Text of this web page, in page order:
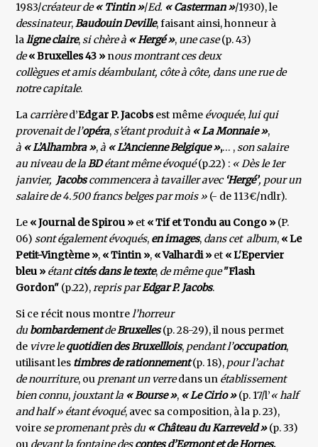
1983/créateur de« Tintin »/Ed. « Casterman »/1930), le
dessinateur,Baudouin Deville, faisant ainsi, honneur à
laligne claire,si chère à « Hergé », une case(p. 43)
de« Bruxelles 43 » nous montrant ces deux
collègues et amis déambulant, côte à côte, dans une rue de
notre capitale.
La carrièred’Edgar P. Jacobsest même évoquée,lui qui
provenait de l’opéra,s’étant produit à « La Monnaie »,
à « L’Alhambra »,à « L’Ancienne Belgique »,… ,son salaire
au niveau de laBDétant même évoqué(p.22) : « Dès le 1er
janvier, Jacobscommencera à tavailler avec ‘Hergé’, pour un
salaire de 4.500 francs belges par mois » (- de 113€/ndlr).
Le « Journal de Spirou » et « Tif et Tondu au Congo » (P.
06)sont également évoqués, en images, dans cet album, « Le
Petit-Vingtème », « Tintin », « Valhardi » et « L'Epervier
bleu » étantcités dans le texte, de même que"Flash
Gordon" (p.22),repris parEdgar P. Jacobs.
Si ce récit nous montrel’horreur
dubombardementdeBruxelles(p. 28-29), il nous permet
de vivre lequotidien des Bruxelllois, pendant l’occupation,
utilisant les timbres de rationnement(p. 18), pour l’achat
de nourriture, ou prenant un verredans un établissement
bien connu, jouxtant la « Bourse », « Le Cirio »(p. 17/l’« half
and half » étant évoqué, avec sa composition, à la p. 23),
voirese promenant près du « Château du Karreveld »(p. 33)
ou devant la fontaine descontes d’Egmont et de Hornes,